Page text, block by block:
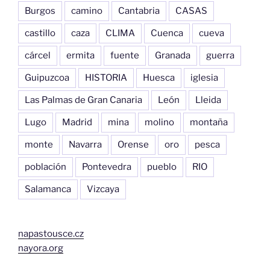
Burgos camino Cantabria CASAS
castillo caza CLIMA Cuenca cueva
cárcel ermita fuente Granada guerra
Guipuzcoa HISTORIA Huesca iglesia
Las Palmas de Gran Canaria León Lleida
Lugo Madrid mina molino montaña
monte Navarra Orense oro pesca
población Pontevedra pueblo RIO
Salamanca Vizcaya
napastousce.cz
nayora.org